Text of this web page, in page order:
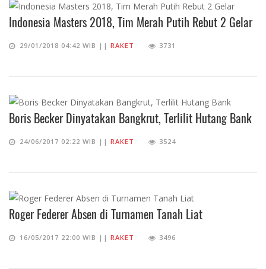
Indonesia Masters 2018, Tim Merah Putih Rebut 2 Gelar
29/01/2018 04:42 WIB || RAKET 3731
Boris Becker Dinyatakan Bangkrut, Terlilit Hutang Bank
24/06/2017 02:22 WIB || RAKET 3524
Roger Federer Absen di Turnamen Tanah Liat
16/05/2017 22:00 WIB || RAKET 3496